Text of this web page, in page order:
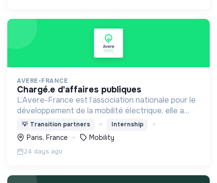
AVERE-FRANCE
chargé.e d'affaires publiques
L’Avere-France est l’association nationale pour le
développement de la mobilité électrique, elle a
pour objectif de faire la promotion de l’utilisation
des véhicules électriques.
💡 Transition partners Internship
Paris, France Mobility
24 days ago